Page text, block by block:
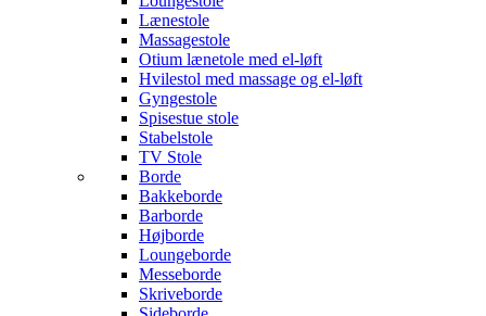
Lænestole
Massagestole
Otium lænetole med el-løft
Hvilestol med massage og el-løft
Gyngestole
Spisestue stole
Stabelstole
TV Stole
Borde
Bakkeborde
Barborde
Højborde
Loungeborde
Messeborde
Skriveborde